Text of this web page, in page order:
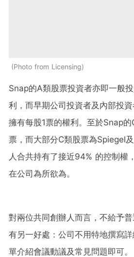
Photo from Licensing
Snap的A類股票投資者亦即一般
利，而早期公司投資者及內部投資
擁有每股1票的權利。至於Snap
票，而大部分C類股票為Spiegel
人合共持有了接近94% 的控制權
在公司為所欲為。
對兩位共同創辦人而言，不給予
有另一好處：公司不用特地撰寫
單介紹會議動議及常見問題即可。